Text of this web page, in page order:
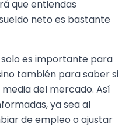
que entiendas
neto es bastante
es importante para
también para saber si
del mercado. Así
ya sea al
de empleo o ajustar